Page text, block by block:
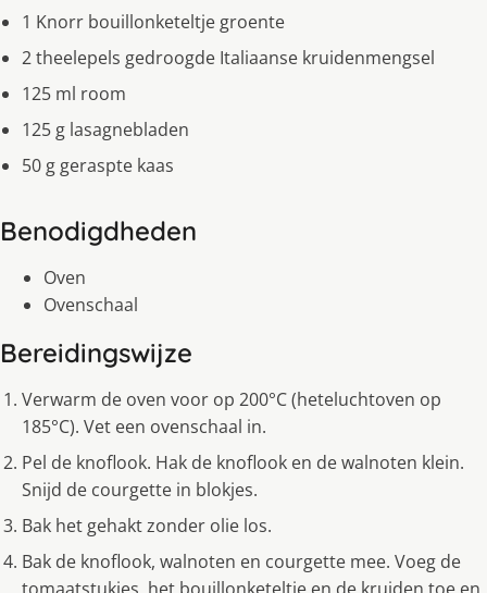
1 Knorr bouillonketeltje groente
2 theelepels gedroogde Italiaanse kruidenmengsel
125 ml room
125 g lasagnebladen
50 g geraspte kaas
Benodigdheden
Oven
Ovenschaal
Bereidingswijze
Verwarm de oven voor op 200°C (heteluchtoven op
185°C). Vet een ovenschaal in.
Pel de knoflook. Hak de knoflook en de walnoten klein.
Snijd de courgette in blokjes.
Bak het gehakt zonder olie los.
Bak de knoflook, walnoten en courgette mee. Voeg de